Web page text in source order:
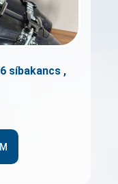
síbakancs ,